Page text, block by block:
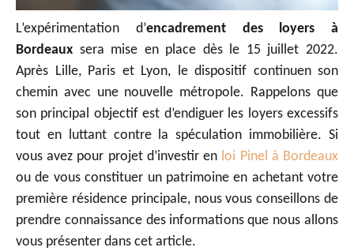
L’expérimentation d’encadrement des loyers à
Bordeaux sera mise en place dès le 15 juillet 2022.
Après Lille, Paris et Lyon, le dispositif continuen son
chemin avec une nouvelle métropole. Rappelons que
son principal objectif est d’endiguer les loyers excessifs
tout en luttant contre la spéculation immobilière. Si
vous avez pour projet d’investir en loi Pinel à Bordeaux
ou de vous constituer un patrimoine en achetant votre
première résidence principale, nous vous conseillons de
prendre connaissance des informations que nous allons
vous présenter dans cet article.